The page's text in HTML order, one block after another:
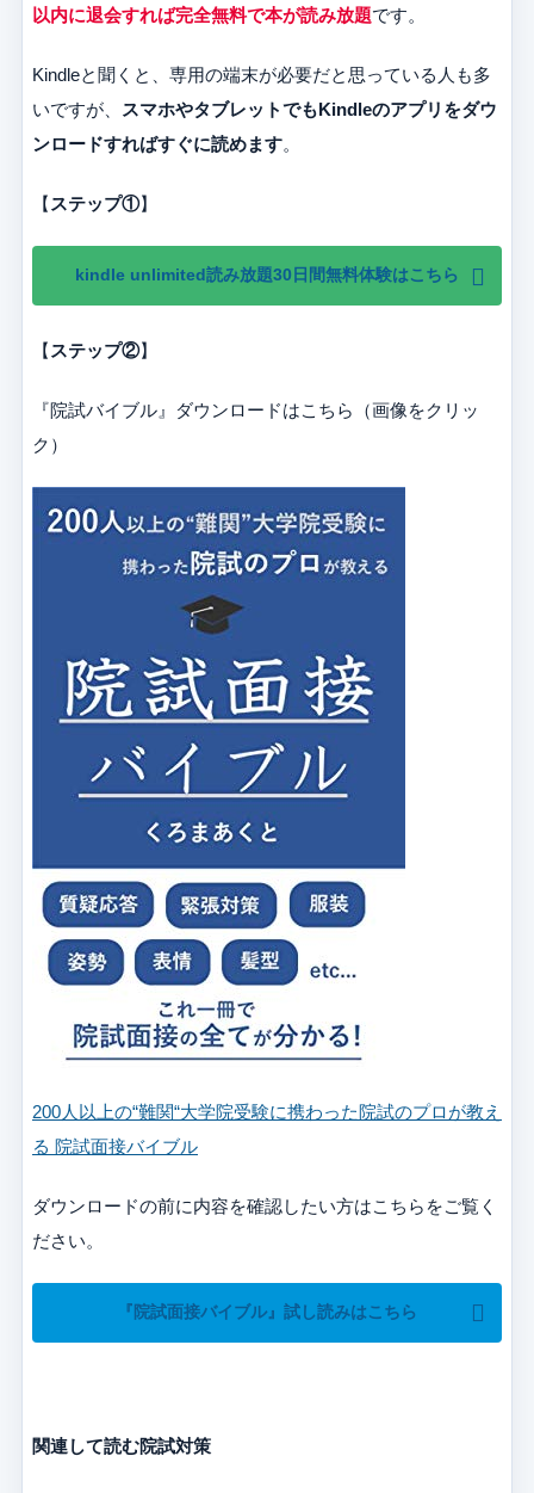
以内に退会すれば完全無料で本が読み放題です。
Kindleと聞くと、専用の端末が必要だと思っている人も多
いですが、
スマホやタブレットでもKindleのアプリをダウ
ンロードすればすぐに読めます。
【 ステップ①】
kindle unlimited読み放題30日間無料体験はこちら
【 ステップ②】
『院試バイブル』ダウンロードはこちら（画像をクリッ
ク）
200人以上の“難関“大学院受験に携わった院試のプロが教え
る 院試面接バイブル
ダウンロードの前に内容を確認したい方はこちらをご覧く
ださい。
『院試面接バイブル』試し読みはこちら
関連して読む院試対策